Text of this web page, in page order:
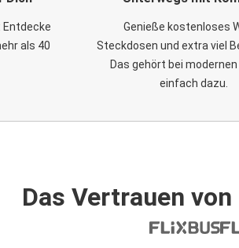
Entdecke
als 40
Genieße kostenloses
Steckdosen und extra viel
Das gehört bei
einfach dazu.
Das Vertrauen